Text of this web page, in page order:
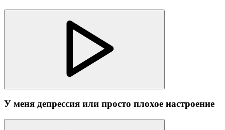
У меня депрессия или просто плохое настроение